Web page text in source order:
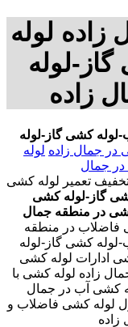
لوله
لوله
زاده
لوله کشی گاز-لوله
در جمال زاده لوله
جمال
صد تخفیف تعمیر لوله کشی
گاز-لوله کشی
در منطقه جمال
فاضلاب در منطقه
لوله کشی گاز-لوله
ادارات لوله کشی
زاده لوله کشی با
کشی آب در جمال
لوله کشی فاضلاب و